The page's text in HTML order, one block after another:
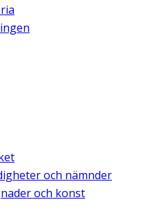
och nämnder
och konst